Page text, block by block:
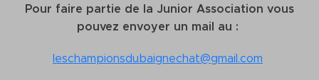
Pour faire partie de la Junior Association vous
pouvez envoyer un mail au :
leschampionsdubaignechat@gmail.com